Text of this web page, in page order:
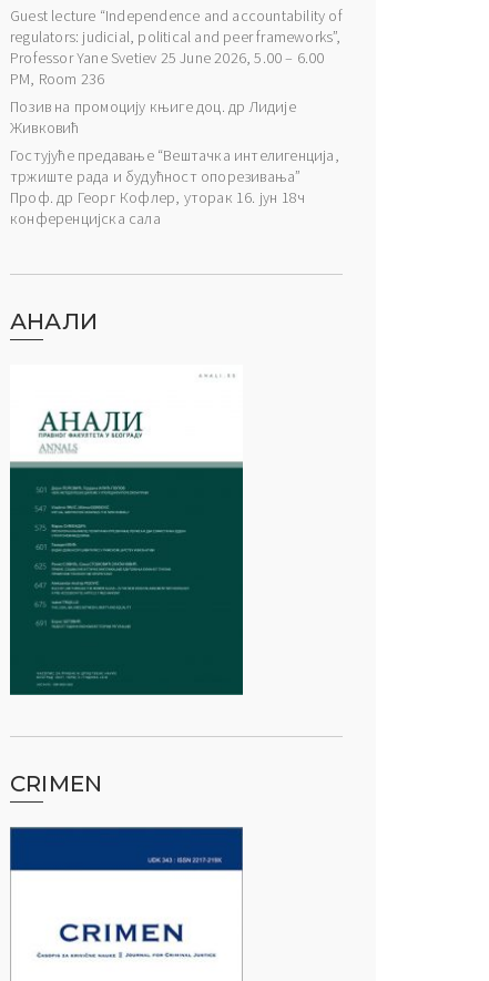
Guest lecture “Independence and accountability of
regulators: judicial, political and peer frameworks”,
Professor Yane Svetiev 25 June 2026, 5.00 – 6.00
PM, Room 236
Позив на промоцију књиге доц. др Лидије
Живковић
Гостујуће предавање “Вештачка интелигенција,
тржиште рада и будућност опорезивања”
Проф. др Георг Кофлер, уторак 16. јун 18ч
конференцијска сала
АНАЛИ
CRIMEN